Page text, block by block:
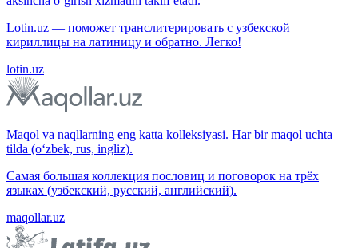
Lotin.uz — поможет транслитерировать с узбекской
кириллицы на латиницу и обратно. Легко!
lotin.uz
Maqol va naqllarning eng katta kolleksiyasi. Har bir maqol uchta
tilda (o‘zbek, rus, ingliz).
Самая большая коллекция пословиц и поговорок на трёх
языках (узбекский, русский, английский).
maqollar.uz